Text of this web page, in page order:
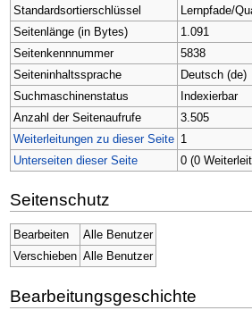
Standardsortierschlüssel
Lernpfade/
Seitenlänge (in Bytes)
1.091
Seitenkennnummer
5838
Seiteninhaltssprache
Deutsch (de)
Suchmaschinenstatus
Indexierbar
Anzahl der Seitenaufrufe
3.505
Weiterleitungen zu dieser Seite 1
Unterseiten dieser Seite
0 (0
Seitenschutz
Bearbeiten
Alle Benutzer
Verschieben Alle Benutzer
Bearbeitungsgeschichte